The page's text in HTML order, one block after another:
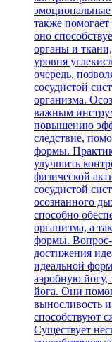
также
оно
органы и
уровня
очередь,
сосудистой
организма.
важным
повышению
следствие,
формы.
улучшить
физической
сосудистой
осознанного
способно
организма, а
формы. Вопрос-
достижения
идеальной
аэробную
йога. Они
выносливость
способствуют
Существует